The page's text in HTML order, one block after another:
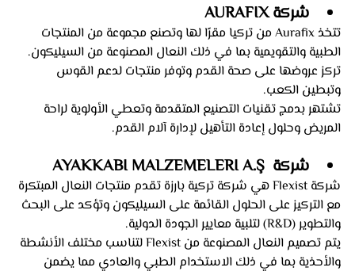
شركة AURAFIX
تتخذ Aurafix من تركيا مقرًا لها وتصنع مجموعة من المنتجات
الطبية والتقويمية بما في ذلك النعال المصنوعة من السيليكون.
تركز عروضها على صحة القدم وتوفر منتجات لدعم القوس
وتبطين الكعب.
تشتهر بدمج تقنيات التصنيع المتقدمة وتعطي الأولوية لراحة
المريض وحلول إعادة التأهيل لإدارة آلام القدم.
شركة  AYAKKABI MALZEMELERI A.Ş
شركة Flexist هي شركة تركية بارزة تقدم منتجات النعال المبتكرة
مع التركيز على الحلول القائمة على السيليكون وتؤكد على البحث
والتطوير (R&D) لتلبية معايير الجودة الدولية.
يتم تصميم النعال المصنوعة من Flexist لتناسب مختلف الأنشطة
والأحذية بما في ذلك الاستخدام الطبي والعادي مما يضمن